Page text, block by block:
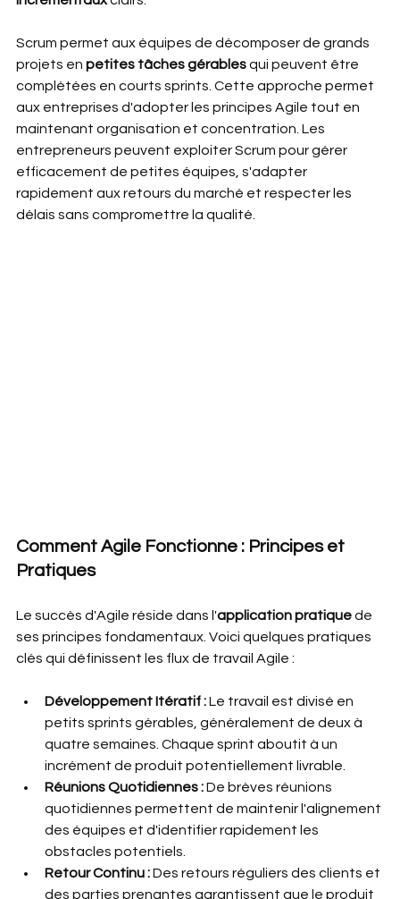
Scrum permet aux équipes de décomposer de grands
projets en petites tâches gérables qui peuvent être
complétées en courts sprints. Cette approche permet
aux entreprises d'adopter les principes Agile tout en
maintenant organisation et concentration. Les
entrepreneurs peuvent exploiter Scrum pour gérer
efficacement de petites équipes, s'adapter
rapidement aux retours du marché et respecter les
délais sans compromettre la qualité.
Comment Agile Fonctionne : Principes et
Pratiques
Le succès d'Agile réside dans l'application pratique de
ses principes fondamentaux. Voici quelques pratiques
clés qui définissent les flux de travail Agile :
Développement Itératif : Le travail est divisé en
petits sprints gérables, généralement de deux à
quatre semaines. Chaque sprint aboutit à un
incrément de produit potentiellement livrable.
Réunions Quotidiennes : De brèves réunions
quotidiennes permettent de maintenir l'alignement
des équipes et d'identifier rapidement les
obstacles potentiels.
Retour Continu : Des retours réguliers des clients et
des parties prenantes garantissent que le produit